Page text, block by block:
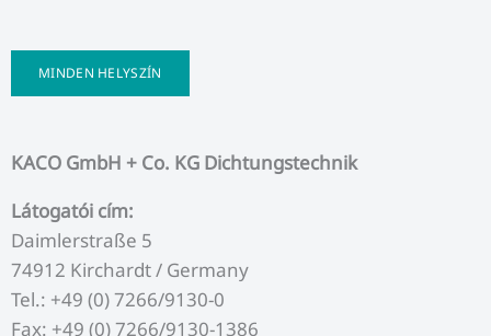
MINDEN HELYSZÍN
KACO GmbH + Co. KG Dichtungstechnik
Látogatói cím:
Daimlerstraße 5
74912 Kirchardt / Germany
Tel.: +49 (0) 7266/9130-0
Fax: +49 (0) 7266/9130-1386